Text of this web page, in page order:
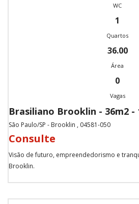
WC
1
Quartos
36.00
Área
0
Vagas
Brasiliano Brooklin - 36m2 -
São Paulo/SP - Brooklin , 04581-050
Consulte
Visão de futuro, empreendedorismo e
Brooklin.